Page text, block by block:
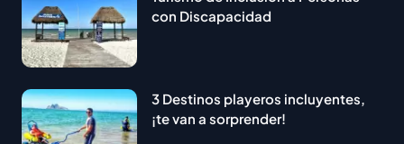
con Discapacidad
3 Destinos playeros incluyentes,
¡te van a sorprender!